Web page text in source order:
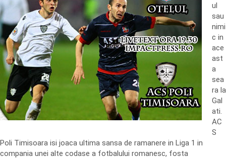
ul
sau
nimi
c in
ace
ast
a
sea
ra la
Gal
ati.
AC
S
Poli Timisoara isi joaca ultima sansa de ramanere in Liga 1 in
compania unei alte codase a fotbalului romanesc, fosta